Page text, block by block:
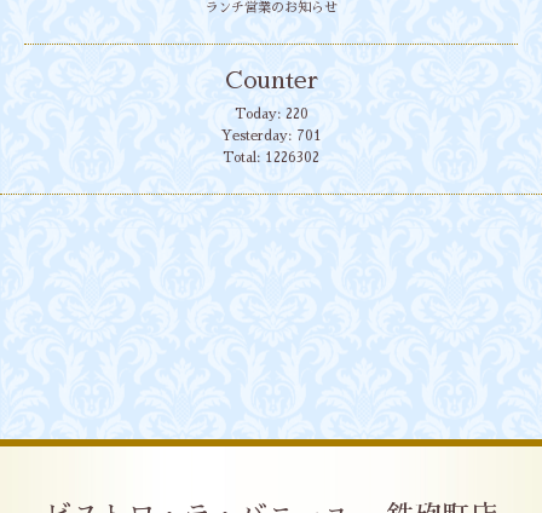
ランチ営業のお知らせ
Counter
Today: 220
Yesterday: 701
Total: 1226302